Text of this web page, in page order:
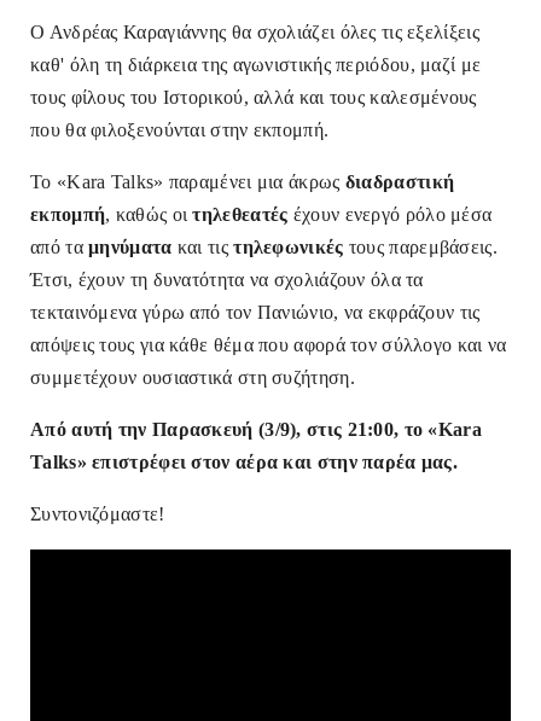
Ο Ανδρέας Καραγιάννης θα σχολιάζει όλες τις εξελίξεις
καθ' όλη τη διάρκεια της αγωνιστικής περιόδου, μαζί με
τους φίλους του Ιστορικού, αλλά και τους καλεσμένους
που θα φιλοξενούνται στην εκπομπή.
Το «Kara Talks» παραμένει μια άκρως διαδραστική
εκπομπή, καθώς οιτηλεθεατές έχουν ενεργό ρόλο μέσα
από ταμηνύματα και τιςτηλεφωνικές τους παρεμβάσεις.
Έτσι, έχουν τη δυνατότητα να σχολιάζουν όλα τα
τεκταινόμενα γύρω από τον Πανιώνιο, να εκφράζουν τις
απόψεις τους για κάθε θέμα που αφορά τον σύλλογο και να
συμμετέχουν ουσιαστικά στη συζήτηση.
Από αυτή την Παρασκευή (3/9), στις 21:00, το «Kara
Talks» επιστρέφει στον αέρα και στην παρέα μας.
Συντονιζόμαστε!